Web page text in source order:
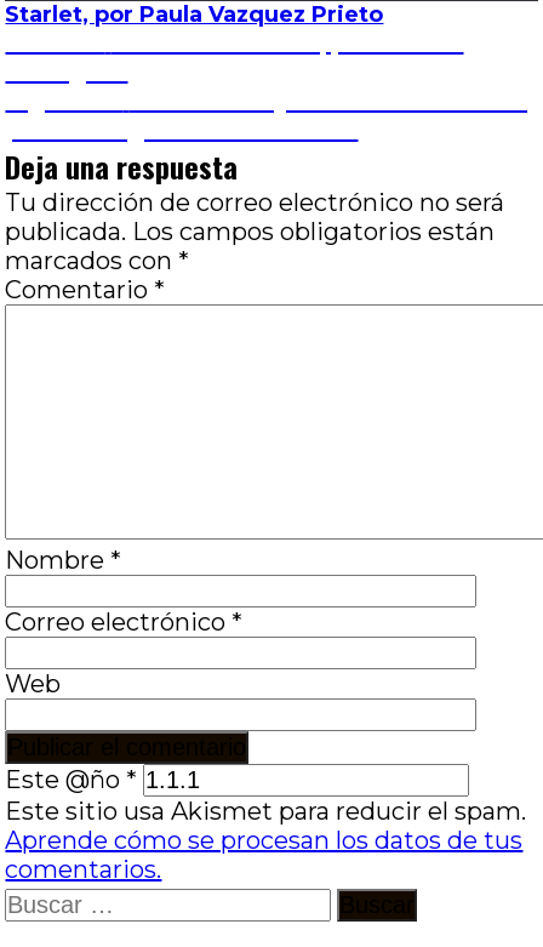
Starlet, por Paula Vazquez Prieto
Navegación
de
entradas
Deja una respuesta
Tu dirección de correo electrónico no será
publicada. Los campos obligatorios están
marcados con *
Comentario *
Nombre *
Correo electrónico *
Web
Este @ño *
Este sitio usa Akismet para reducir el spam.
Aprende cómo se procesan los datos de tus
comentarios.
Buscar: